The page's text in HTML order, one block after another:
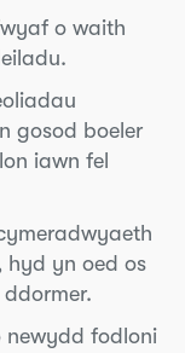
o waith
gosod boeler
iawn fel
hyd yn oed os
fodloni